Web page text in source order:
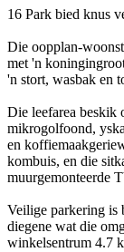
16 Park bied knus
Die oopplan-
met 'n
'n stort, wasbak en
Die leefarea beskik
mikrogolfoond,
en
kombuis, en die
muurgemonteerde
Veilige parkering is
diegene wat die
winkelsentrum 4.7